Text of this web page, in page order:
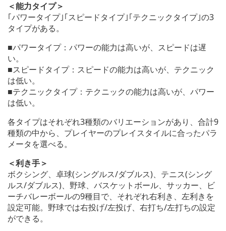
＜能力タイプ＞
｢パワータイプ｣｢スピードタイプ｣｢テクニックタイプ｣の3
タイプがある。
■パワータイプ：パワーの能力は高いが、スピードは遅
い。
■スピードタイプ：スピードの能力は高いが、テクニック
は低い。
■テクニックタイプ：テクニックの能力は高いが、パワー
は低い。
各タイプはそれぞれ3種類のバリエーションがあり、合計9
種類の中から、プレイヤーのプレイスタイルに合ったパラ
メータを選べる。
＜利き手＞
ボクシング、卓球(シングルス/ダブルス)、テニス(シング
ルス/ダブルス)、野球、バスケットボール、サッカー、ビ
ーチバレーボールの9種目で、それぞれ右利き、左利きを
設定可能。野球では右投げ/左投げ、右打ち/左打ちの設定
ができる。